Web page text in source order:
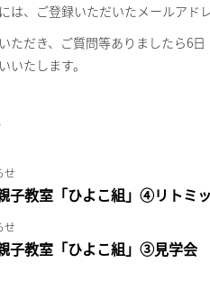
は、ご登録いただいたメールアド
ただき、ご質問等ありましたら6
いたします。
せ
子教室「ひよこ組」④リトミ
せ
子教室「ひよこ組」③見学